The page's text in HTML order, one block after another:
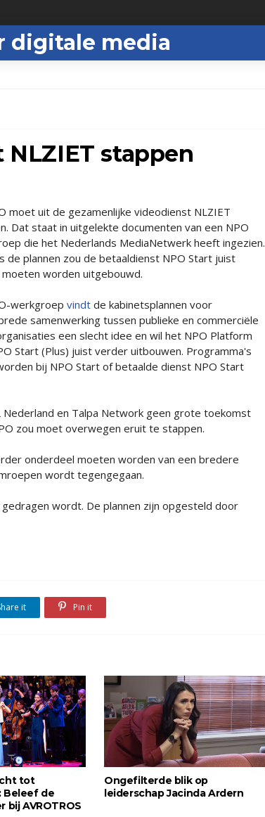
digitale media
stappen
moet uit de gezamenlijke videodienst NLZIET
Dat staat in uitgelekte documenten van een NPO
die het Nederlands MediaNetwerk heeft ingezien.
de plannen zou de betaaldienst NPO Start juist
worden uitgebouwd.
werkgroep vindt de kabinetsplannen voor
samenwerking tussen publieke en commerciële
een slecht idee en wil het NPO Platform
Start (Plus) juist verder uitbouwen. Programma's
bij NPO Start of betaalde dienst NPO Start
en Talpa Network geen grote toekomst
zou moet overwegen eruit te stappen.
onderdeel moeten worden van een bredere
wordt tegengegaan.
wordt. De plannen zijn opgesteld door
it Pin it
tot
Beleef de
bij AVROTROS
Ongefilterde blik op
leiderschap Jacinda Ardern